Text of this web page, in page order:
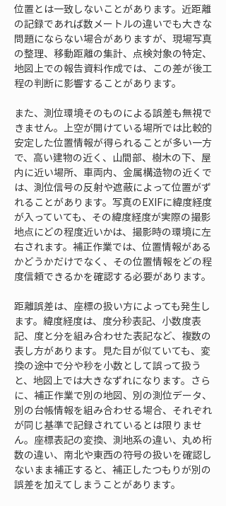
位置とは一致しないことがあります。近距離
の記録であれば数メートルの違いでも大きな
問題にならない場合がありますが、現場写真
の整理、移動距離の集計、点検対象の特定、
地図上での報告資料作成では、この差が後工
程の判断に影響することがあります。
また、測位環境そのものによる誤差も無視で
きません。上空が開けている場所では比較的
安定した位置情報が得られることが多い一方
で、高い建物の近く、山間部、樹木の下、屋
内に近い場所、車両内、金属構造物の近くで
は、測位信号の反射や遮蔽によって位置がず
れることがあります。写真のEXIFに緯度経度
が入っていても、その緯度経度が実際の撮影
地点にどの程度近いかは、撮影時の環境に左
右されます。補正作業では、位置情報がある
かどうかだけでなく、その位置情報をどの程
度信頼できるかを確認する必要があります。
距離誤差は、座標の扱い方によっても発生し
ます。緯度経度は、度分秒表記、小数度表
記、度と分を組み合わせた表記など、複数の
表し方があります。見た目が似ていても、変
換の途中で分や秒を小数として誤って扱う
と、地図上では大きなずれになります。さら
に、補正作業で別の地図、別の測位データ、
別の台帳情報を組み合わせる場合、それぞれ
が同じ基準で記録されているとは限りませ
ん。座標表記の変換、測地系の違い、丸め桁
数の違い、南北や東西の符号の扱いを確認し
ないまま補正すると、補正したつもりが別の
誤差を加えてしまうことがあります。